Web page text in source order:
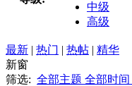
中级
高级
最新 | 热门 | 热帖 | 精华
新窗
筛选: 全部主题 全部时间